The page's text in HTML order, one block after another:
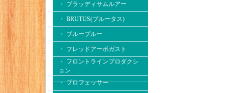
・ ブラッディサムルアー
・ BRUTUS(ブルータス)
・ ブルーブルー
・ フレッドアーボガスト
・ フロントラインプロダクシ
ョン
・ プロフェッサー